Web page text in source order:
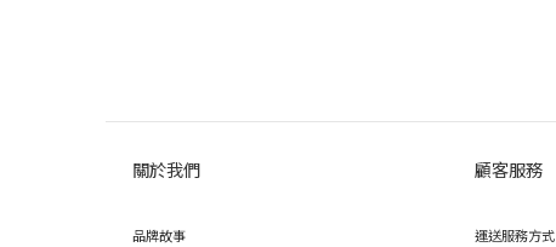
關於我們
品牌故事
顧客服務
運送服務方式